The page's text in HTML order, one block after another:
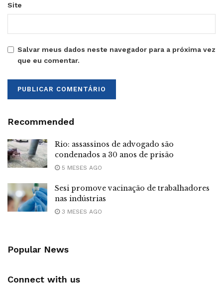
Site
Salvar meus dados neste navegador para a próxima vez
que eu comentar.
Recommended
Rio: assassinos de advogado são
condenados a 30 anos de prisão
5 MESES AGO
Sesi promove vacinação de trabalhadores
nas indústrias
3 MESES AGO
Popular News
Connect with us